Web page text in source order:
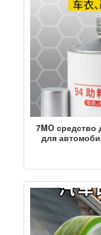
7MO средство
для
средство для
клейкая